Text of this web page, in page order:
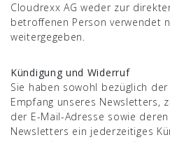
Cloudrexx AG weder zur
betroffenen Person verwendet
weitergegeben.
Kündigung und Widerruf
Sie haben sowohl bezüglich
Empfang unseres Newsletters,
der E-Mail-Adresse sowie
Newsletters ein jederzeitiges